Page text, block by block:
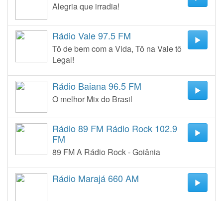
Alegria que irradia!
Rádio Vale 97.5 FM
Tô de bem com a Vida, Tô na Vale tô
Legal!
Rádio Baiana 96.5 FM
O melhor Mix do Brasil
Rádio 89 FM Rádio Rock 102.9
FM
89 FM A Rádio Rock - Goiânia
Rádio Marajá 660 AM